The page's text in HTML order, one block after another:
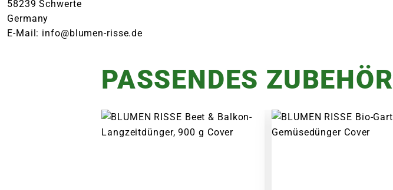
58239 Schwerte
Germany
E-Mail: info@blumen-risse.de
PASSENDES ZUBEHÖR